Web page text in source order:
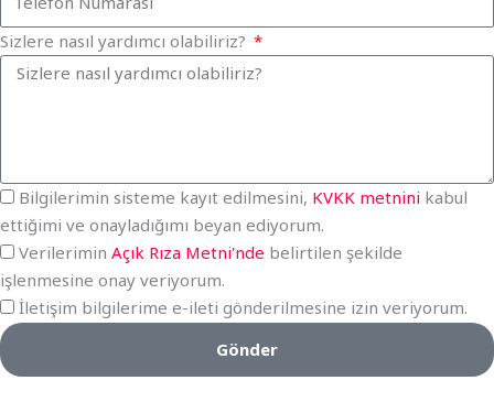
Sizlere nasıl yardımcı olabiliriz?
Bilgilerimin sisteme kayıt edilmesini, KVKK metnini kabul
ettiğimi ve onayladığımı beyan ediyorum.
Verilerimin Açık Rıza Metni'nde belirtilen şekilde
işlenmesine onay veriyorum.
İletişim bilgilerime e-ileti gönderilmesine izin veriyorum.
Gönder